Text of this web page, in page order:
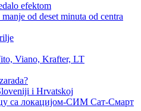
efektom
od deset minuta od centra
Viano, Krafter, LT
i Hrvatskoj
са локацијом-СИМ Сат-Смарт